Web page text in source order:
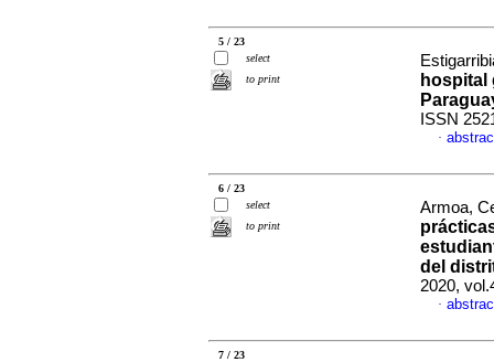
5 / 23
select
to print
hospital
ISSN
·
6 / 23
select
to print
Armoa,
del
2020,
·
7 / 23